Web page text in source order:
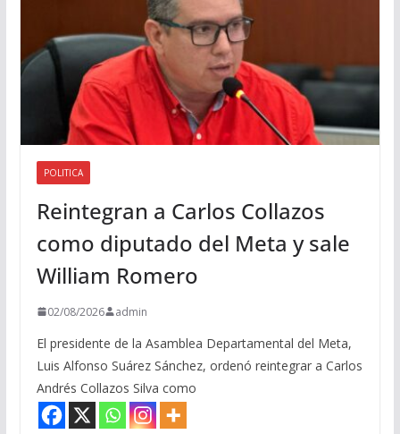
POLITICA
Reintegran a Carlos Collazos
como diputado del Meta y sale
William Romero
02/08/2026 admin
El presidente de la Asamblea Departamental del Meta,
Luis Alfonso Suárez Sánchez, ordenó reintegrar a Carlos
Andrés Collazos Silva como